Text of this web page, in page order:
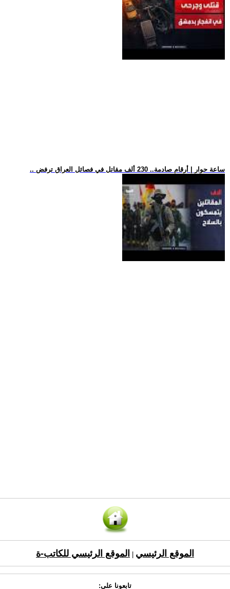
.. ساعة حوار | أرقام صادمة.. 230 ألف مقاتل في فصائل العراق ترفض
الموقع الرئيسي الموقع الرئيسي للكاتب-ة
تابعونا على: